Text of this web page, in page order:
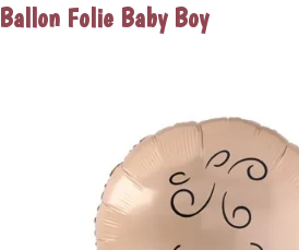
Ballon Folie Baby Boy